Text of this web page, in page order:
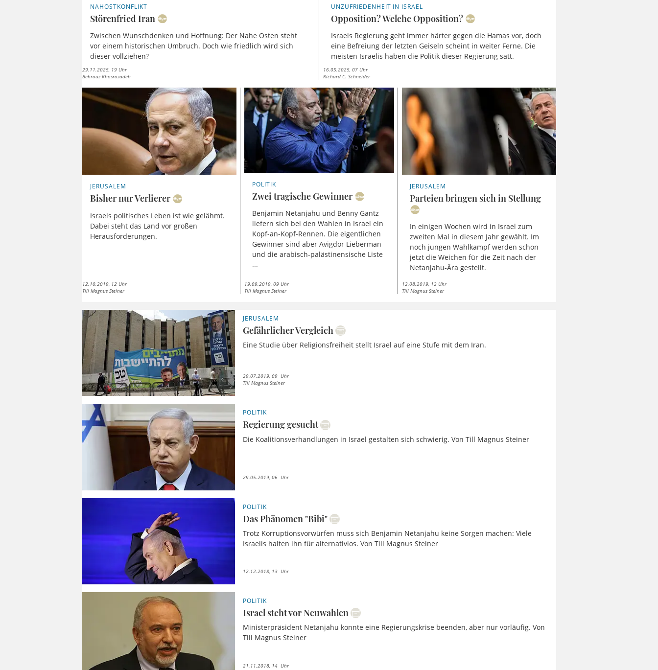
NAHOSTKONFLIKT
Störenfried Iran
Zwischen Wunschdenken und Hoffnung: Der Nahe Osten steht
vor einem historischen Umbruch. Doch wie friedlich wird sich
dieser vollziehen?
29.11.2025, 19 Uhr
Behrouz Khosrozadeh
UNZUFRIEDENHEIT IN ISRAEL
Opposition? Welche Opposition?
Israels Regierung geht immer härter gegen die Hamas vor, doch
eine Befreiung der letzten Geiseln scheint in weiter Ferne. Die
meisten Israelis haben die Politik dieser Regierung satt.
16.05.2025, 07 Uhr
Richard C. Schneider
JERUSALEM
Bisher nur Verlierer
Israels politisches Leben ist wie gelähmt.
Dabei steht das Land vor großen
Herausforderungen.
12.10.2019, 12 Uhr
Till Magnus Steiner
POLITIK
Zwei tragische Gewinner
Benjamin Netanjahu und Benny Gantz
liefern sich bei den Wahlen in Israel ein
Kopf-an-Kopf-Rennen. Die eigentlichen
Gewinner sind aber Avigdor Lieberman
und die arabisch-palästinensische Liste
...
19.09.2019, 09 Uhr
Till Magnus Steiner
JERUSALEM
Parteien bringen sich in Stellung
In einigen Wochen wird in Israel zum
zweiten Mal in diesem Jahr gewählt. Im
noch jungen Wahlkampf werden schon
jetzt die Weichen für die Zeit nach der
Netanjahu-Ära gestellt.
12.08.2019, 12 Uhr
Till Magnus Steiner
JERUSALEM
Gefährlicher Vergleich
Eine Studie über Religionsfreiheit stellt Israel auf eine Stufe mit dem Iran.
29.07.2019, 09 Uhr
Till Magnus Steiner
POLITIK
Regierung gesucht
Die Koalitionsverhandlungen in Israel gestalten sich schwierig. Von Till Magnus Steiner
29.05.2019, 06 Uhr
POLITIK
Das Phänomen "Bibi"
Trotz Korruptionsvorwürfen muss sich Benjamin Netanjahu keine Sorgen machen: Viele
Israelis halten ihn für alternativlos. Von Till Magnus Steiner
12.12.2018, 13 Uhr
POLITIK
Israel steht vor Neuwahlen
Ministerpräsident Netanjahu konnte eine Regierungskrise beenden, aber nur vorläufig. Von
Till Magnus Steiner
21.11.2018, 14 Uhr